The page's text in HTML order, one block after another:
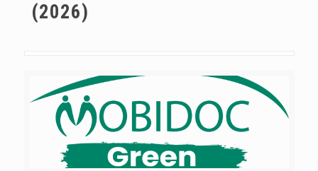
(2026)